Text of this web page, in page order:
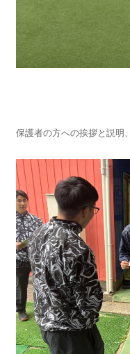
保護者の方への挨拶と説明